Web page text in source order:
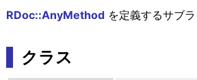
RDoc::AnyMethodを定義するサブラ
クラス